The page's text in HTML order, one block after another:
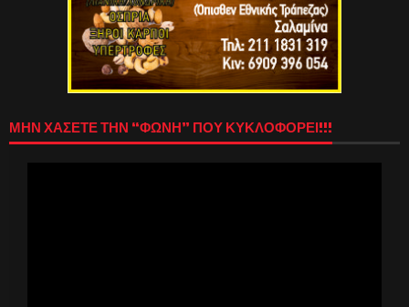
ΜΗΝ ΧΑΣΕΤΕ ΤΗΝ “ΦΩΝΗ” ΠΟΥ ΚΥΚΛΟΦΟΡΕΙ!!!